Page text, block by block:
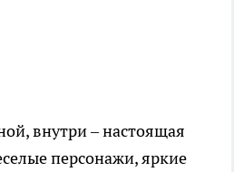
внутри – настоящая
персонажи, яркие